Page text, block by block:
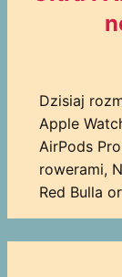
Dzisiaj
Apple
AirPods
rowerami,
Red Bulla